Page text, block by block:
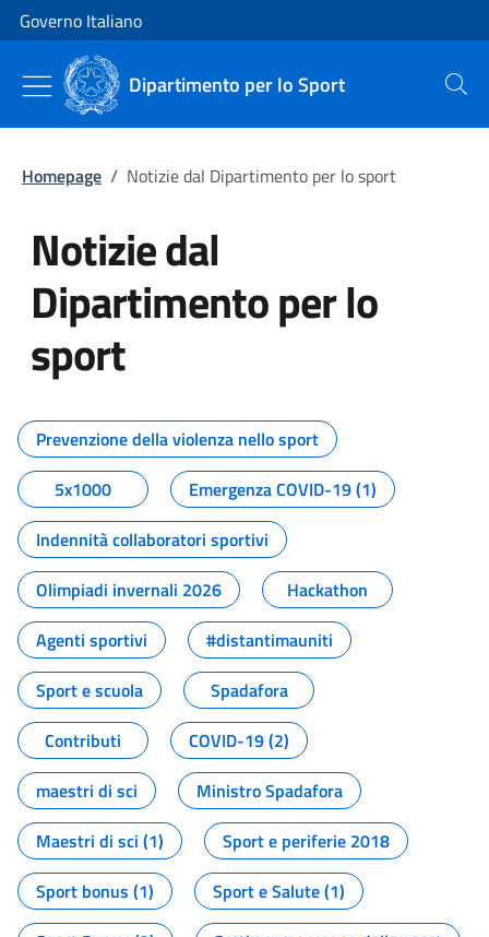
Vai al contenuto
Vai alla navigazione del sito
Governo Italiano
Dipartimento per lo Sport Cerca
Homepage / Notizie dal Dipartimento per lo sport
Notizie dal
Dipartimento per lo
sport
Tutti i contenuti della pagina
Prevenzione della violenza nello sport
5x1000
Emergenza COVID-19 (1)
Indennità collaboratori sportivi
Olimpiadi invernali 2026
Hackathon
Agenti sportivi
#distantimauniti
Sport e scuola
Spadafora
Contributi
COVID-19 (2)
maestri di sci
Ministro Spadafora
Maestri di sci (1)
Sport e periferie 2018
Sport bonus (1)
Sport e Salute (1)